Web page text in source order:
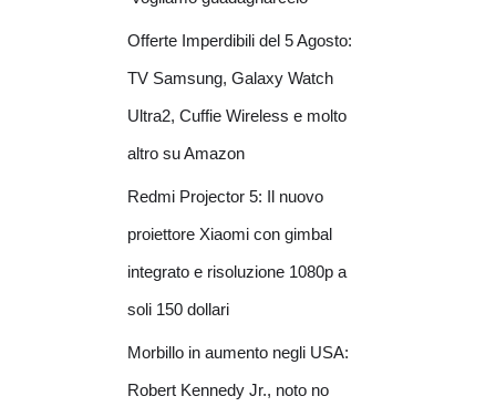
Offerte Imperdibili del 5 Agosto:
TV Samsung, Galaxy Watch
Ultra2, Cuffie Wireless e molto
altro su Amazon
Redmi Projector 5: Il nuovo
proiettore Xiaomi con gimbal
integrato e risoluzione 1080p a
soli 150 dollari
Morbillo in aumento negli USA:
Robert Kennedy Jr., noto no